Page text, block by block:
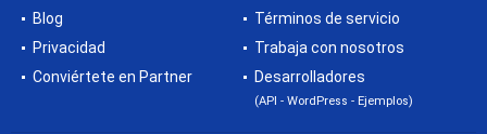
Blog
Términos de servicio
Privacidad
Trabaja con nosotros
Conviértete en Partner
Desarrolladores
(API - WordPress - Ejemplos)